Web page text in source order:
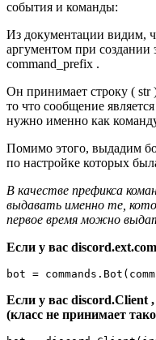
события и команды:
Из документации видим,
аргументом при создании
command_prefix .
Он принимает строку ( str
то что сообщение
нужно именно как
Помимо этого, выдадим
по настройке которых
В качестве префикса
выдавать именно те,
первое время можно
Если у вас
bot = commands . Bot (
Если у вас discord.Client
(класс не принимает